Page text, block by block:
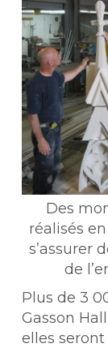
Des
réalisés
s’assurer
de
Plus de 3
Gasson
elles